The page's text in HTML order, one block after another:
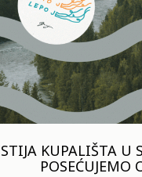
KUPALIŠTA U
POSEĆUJEMO